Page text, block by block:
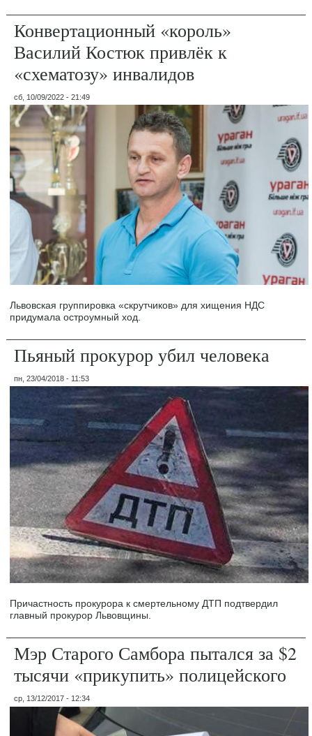
Конвертационный «король»
Василий Костюк привлёк к
«схематозу» инвалидов
сб, 10/09/2022 - 21:49
Львовская группировка «скрутчиков» для хищения НДС
придумала остроумный ход.
Пьяный прокурор убил человека
пн, 23/04/2018 - 11:53
Причастность прокурора к смертельному ДТП подтвердил
главный прокурор Львовщины.
Мэр Старого Самбора пытался за $2
тысячи «прикупить» полицейского
ср, 13/12/2017 - 12:34